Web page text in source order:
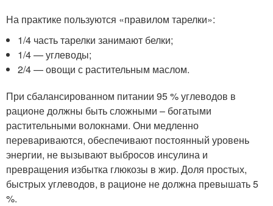
На практике пользуются «правилом тарелки»:
1/4 часть тарелки занимают белки;
1/4 — углеводы;
2/4 — овощи с растительным маслом.
При сбалансированном питании 95 % углеводов в
рационе должны быть сложными – богатыми
растительными волокнами. Они медленно
перевариваются, обеспечивают постоянный уровень
энергии, не вызывают выбросов инсулина и
превращения избытка глюкозы в жир. Доля простых,
быстрых углеводов, в рационе не должна превышать 5
%.